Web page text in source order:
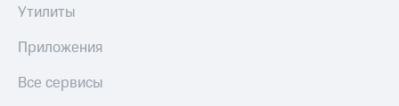
Утилиты
Приложения
Все сервисы